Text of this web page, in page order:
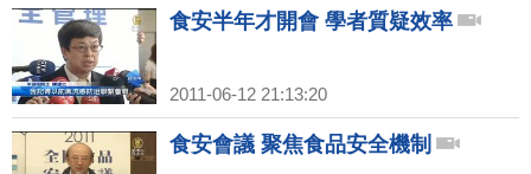
食安半年才開會 學者質疑效率
2011-06-12 21:13:20
食安會議 聚焦食品安全機制